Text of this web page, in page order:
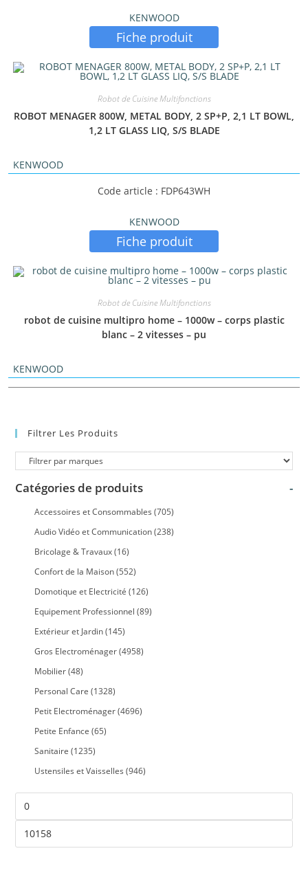
KENWOOD
Fiche produit
Robot de Cuisine Multifonctions
ROBOT MENAGER 800W, METAL BODY, 2 SP+P, 2,1 LT BOWL,
1,2 LT GLASS LIQ, S/S BLADE
KENWOOD
Code article : FDP643WH
KENWOOD
Fiche produit
Robot de Cuisine Multifonctions
robot de cuisine multipro home – 1000w – corps plastic
blanc – 2 vitesses – pu
KENWOOD
Filtrer Les Produits
Catégories de produits -
Accessoires et Consommables (705)
Audio Vidéo et Communication (238)
Bricolage & Travaux (16)
Confort de la Maison (552)
Domotique et Electricité (126)
Equipement Professionnel (89)
Extérieur et Jardin (145)
Gros Electroménager (4958)
Mobilier (48)
Personal Care (1328)
Petit Electroménager (4696)
Petite Enfance (65)
Sanitaire (1235)
Ustensiles et Vaisselles (946)